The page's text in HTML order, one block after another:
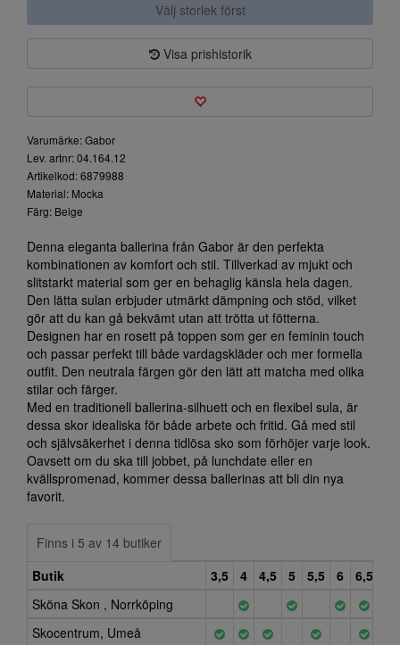
Välj storlek först
Visa prishistorik
Varumärke: Gabor
Lev. artnr: 04.164.12
Artikelkod: 6879988
Material: Mocka
Färg: Beige
Denna eleganta ballerina från Gabor är den perfekta
kombinationen av komfort och stil. Tillverkad av mjukt och
slitstarkt material som ger en behaglig känsla hela dagen.
Den lätta sulan erbjuder utmärkt dämpning och stöd, vilket
gör att du kan gå bekvämt utan att trötta ut fötterna.
Designen har en rosett på toppen som ger en feminin touch
och passar perfekt till både vardagskläder och mer formella
outfit. Den neutrala färgen gör den lätt att matcha med olika
stilar och färger.
Med en traditionell ballerina-silhuett och en flexibel sula, är
dessa skor idealiska för både arbete och fritid. Gå med stil
och självsäkerhet i denna tidlösa sko som förhöjer varje look.
Oavsett om du ska till jobbet, på lunchdate eller en
kvällspromenad, kommer dessa ballerinas att bli din nya
favorit.
Finns i 5 av 14 butiker
Butik
3,5 4 4,5 5 5,5 6 6,5
Sköna Skon , Norrköping
Skocentrum, Umeå